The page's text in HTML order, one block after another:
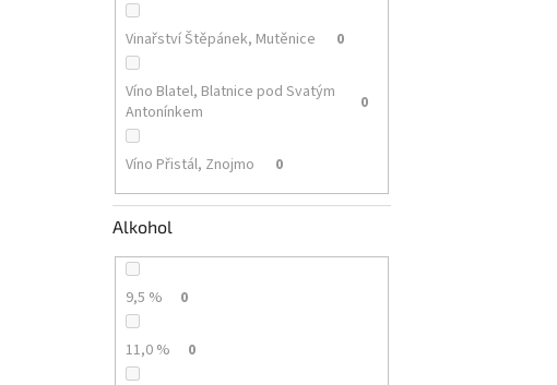
Vinařství Štěpánek, Mutěnice 0
Víno Blatel, Blatnice pod Svatým
Antonínkem
0
Víno Přistál, Znojmo 0
Alkohol
9,5 % 0
11,0 % 0